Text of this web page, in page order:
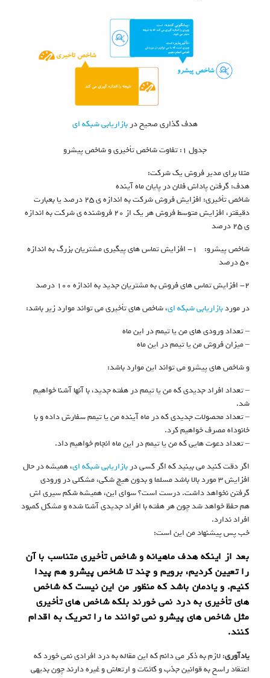
هدف گذاری صحیح در بازاریابی شبکه ای
جدول ۱: تفاوت شاخص تأخیری و شاخص پیشرو
مثلا برای مدیر فروش یک شرکت:
هدف: گرفتن پاداش فلان در پایان ماه آینده
شاخص تأخیری: افزایش فروش شرکت به اندازه ی ۲۵ درصد یا بعبارت
دقیقتر، افزایش متوسط فروش هر یک از ۲۰ فروشنده ی شرکت به اندازه
ی ۲۵ درصد
شاخص پیشرو: ۱- افزایش تماس های پیگیری مشتریان بزرگ به اندازه
۵۰ درصد
۲- افزایش تماس های فروش به مشتریان جدید به اندازه ۱۰۰ درصد
در موردبازاریابی شبکه ای، شاخص های تأخیری می تواند موارد زیر باشد:
– تعداد ورودی های من یا تیمم در این ماه
– میزان فروش من یا تیمم در این ماه
و شاخص های پیشرو می تواند این موارد باشد:
– تعداد افراد جدیدی که من یا تیمم در هفته جدید، با آنها آشنا خواهیم
شد.
– تعداد محصولات جدیدی که در ماه آینده من یا تیمم سفارش داده و با
خانوداه مصرف خواهیم کرد.
– تعداد دعوت هایی که من یا تیمم در این ماه انجام خواهیم داد.
اگر دقت کنید می بینید که اگر کسی دربازاریابی شبکه ای، همیشه در حال
افزایش ۳ مورد بالا باشد مسلما و بدون هیچ شکی، مشکلی در ورودی
گرفتن نخواهد داشت. درست است؟ سوای این، همیشه شکم سیری اش
هم حفظ خواهد شد چون هر هفته با افراد جدیدی آشنا شده و مشکل کمبود
افراد ندارد.
خب پس پیشنهاد من این است:
بعد از اینکه هدف ماهیانه و شاخص تأخیری متناسب با آن
را تعیین کردیم، برویم و چند تا شاخص پیشرو هم پیدا
کنیم. و یادمان باشد که منظور من این نیست که شاخص
های تأخیری به درد نمی خورند بلکه شاخص های تأخیری
مثل شاخص های پیشرو نمی توانند ما را تحریک به اقدام
کنند.
یادآوری: لازم به ذکر می دانم که این مقاله به درد افرادی نمی خورد که
اعتقاد راسخ به قوانین جذب و کائنات و ارتعاش و غیره دارند چون بدیهی